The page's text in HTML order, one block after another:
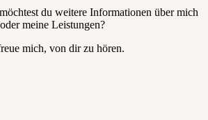
du weitere Informationen über mich
oder meine Leistungen?
mich, von dir zu hören.